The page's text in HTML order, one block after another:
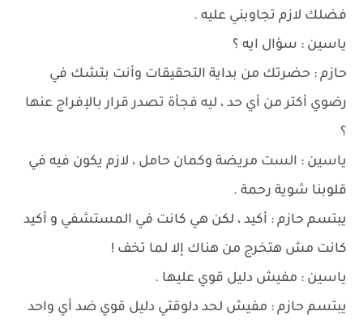
فضلك لازم تجاوبني عليه .
ياسين : سؤال ايه ؟
حازم : حضرتك من بداية التحقيقات وأنت بتشك في
رضوي أكتر من أي حد ، ليه فجأة تصدر قرار بالإفراج عنها
؟
ياسين : الست مريضة وكمان حامل ، لازم يكون فيه في
قلوبنا شوية رحمة .
يبتسم حازم : أكيد ، لكن هي كانت في المستشفي و أكيد
كانت مش هتخرج من هناك إلا لما تخف !
ياسين : مفيش دليل قوي عليها .
يبتسم حازم : مفيش لحد دلوقتي دليل قوي ضد أي واحد